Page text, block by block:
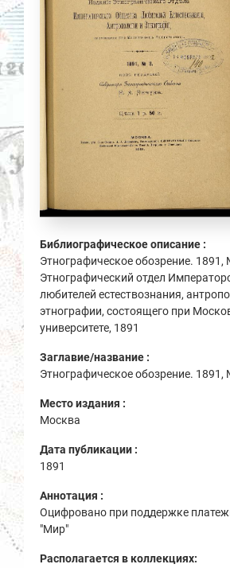
Партнеры
Библиографическое описание :
Этнографическое обозрение.
Этнографический отдел
любителей естествознания,
этнографии, состоящего при
университете, 1891
Заглавие/название :
Этнографическое обозрение. 1891,
Место издания :
Москва
Дата публикации :
1891
Аннотация :
Оцифровано при поддержке
"Мир"
Располагается в коллекциях: